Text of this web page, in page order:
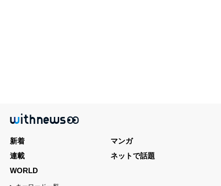
新着
マンガ
連載
ネットで話題
WORLD